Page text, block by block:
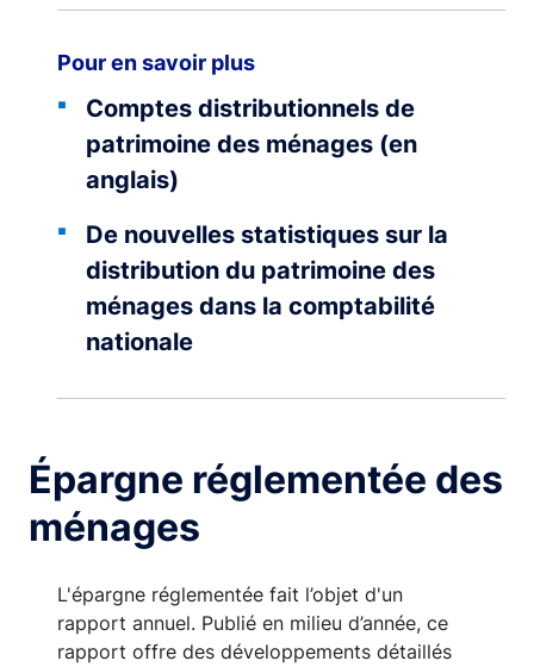
Pour en savoir plus
Comptes distributionnels de
patrimoine des ménages (en
anglais)
De nouvelles statistiques sur la
distribution du patrimoine des
ménages dans la comptabilité
nationale
Épargne réglementée des
ménages
L'épargne réglementée fait l’objet d'un
rapport annuel. Publié en milieu d’année, ce
rapport offre des développements détaillés